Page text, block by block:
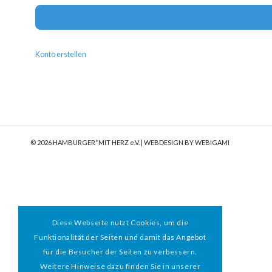
Konto erstellen
© 2026 HAMBURGER*MIT HERZ e.V. | WEBDESIGN BY WEBIGAMI
Diese Webseite nutzt Cookies, um die
Funktionalität der Seiten und damit das Angebot
für die Besucher der Seiten zu verbessern.
Weitere Hinweise dazu finden Sie in unserer